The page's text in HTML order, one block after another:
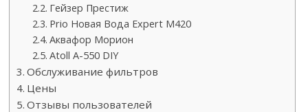
Гейзер Престиж
Prio Новая Вода Expert M420
Аквафор Морион
Atoll A-550 DIY
Обслуживание фильтров
Цены
Отзывы пользователей